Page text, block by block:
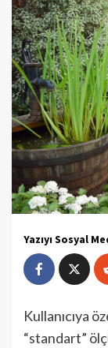
Yazıyı Sosyal
Kullanıcıya
“standart”